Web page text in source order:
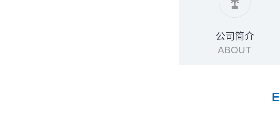
公司简介
ABOUT
E